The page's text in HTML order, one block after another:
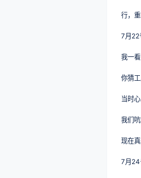
行，
7月22
我一
你猜
当时
我们
现在
7月24